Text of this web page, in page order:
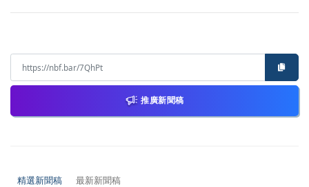
推廣新聞稿
精選新聞稿 最新新聞稿